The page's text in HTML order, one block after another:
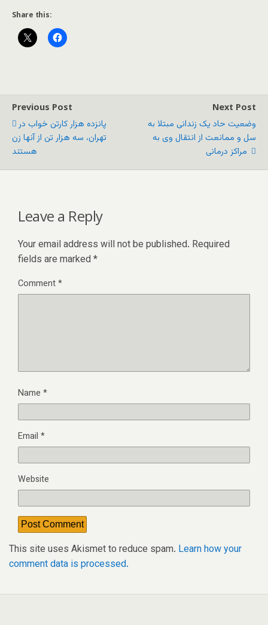
Share this:
Previous Post
پانزده هزار کارتن خواب در
تهران، سه هزار تن‌ از آنها زن
هستند
Next Post
وضعیت حاد یک زندانی مبتلا به
سل و ممانعت از انتقال وی به
Leave a Reply
Your email address will not be published. Required
fields are marked *
Comment*
Name *
Email *
Website
This site uses Akismet to reduce spam. Learn how your
comment data is processed.